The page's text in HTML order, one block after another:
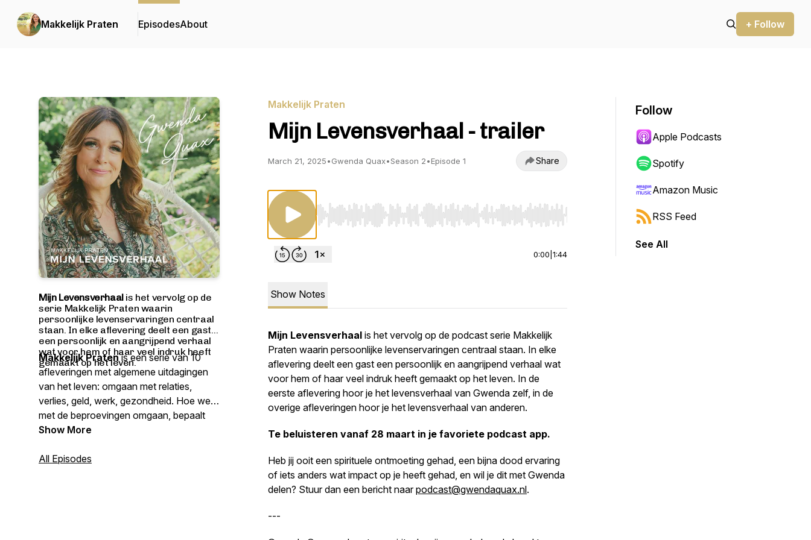
Makkelijk Praten EpisodesAbout + Follow
Mijn Levensverhaalis het vervolg op de
serie Makkelijk Praten waarin
persoonlijke levenservaringen centraal
staan. In elke aflevering deelt een gast
een persoonlijk en aangrijpend verhaal
wat voor hem of haar veel indruk heeft
gemaakt op het leven.
Makkelijk Pratenis een serie van 10
afleveringen met algemene uitdagingen
van het leven: omgaan met relaties,
verlies, geld, werk, gezondheid. Hoe we
met de beproevingen omgaan, bepaalt
ons levensgeluk. Met in iedere aflevering
Gwenda's tip.
Show More
All Episodes
Makkelijk Praten
Mijn Levensverhaal - trailer
March 21, 2025•Gwenda Quax•Season 2•Episode 1 Share
Use Left/Right to seek, Home/End to jump to start or end. Hold shift to jump forward or backward.
0:00 1:44
Show Notes
Mijn Levensverhaal is het vervolg op de podcast serie Makkelijk
Praten waarin persoonlijke levenservaringen centraal staan. In elke
aflevering deelt een gast een persoonlijk en aangrijpend verhaal wat
voor hem of haar veel indruk heeft gemaakt op het leven. In de
eerste aflevering hoor je het levensverhaal van Gwenda zelf, in de
overige afleveringen hoor je het levensverhaal van anderen.
Te beluisteren vanaf 28 maart in je favoriete podcast app.
Heb jij ooit een spirituele ontmoeting gehad, een bijna dood ervaring
of iets anders wat impact op je heeft gehad, en wil je dit met Gwenda
delen? Stuur dan een bericht naarpodcast@gwendaquax.nl.
---
Follow
Apple Podcasts
Spotify
Amazon Music
RSS Feed
See All